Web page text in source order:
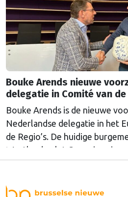
Bouke Arends nieuwe
delegatie in Comité van
Bouke Arends is de nieuwe
Nederlandse delegatie in het
de Regio’s. De huidige
Westland volgt Commissaris
Nederlandse regio’s behoorlijk